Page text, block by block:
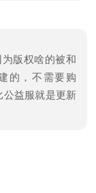
版权啥的被和
的，不需要购
益服就是更新